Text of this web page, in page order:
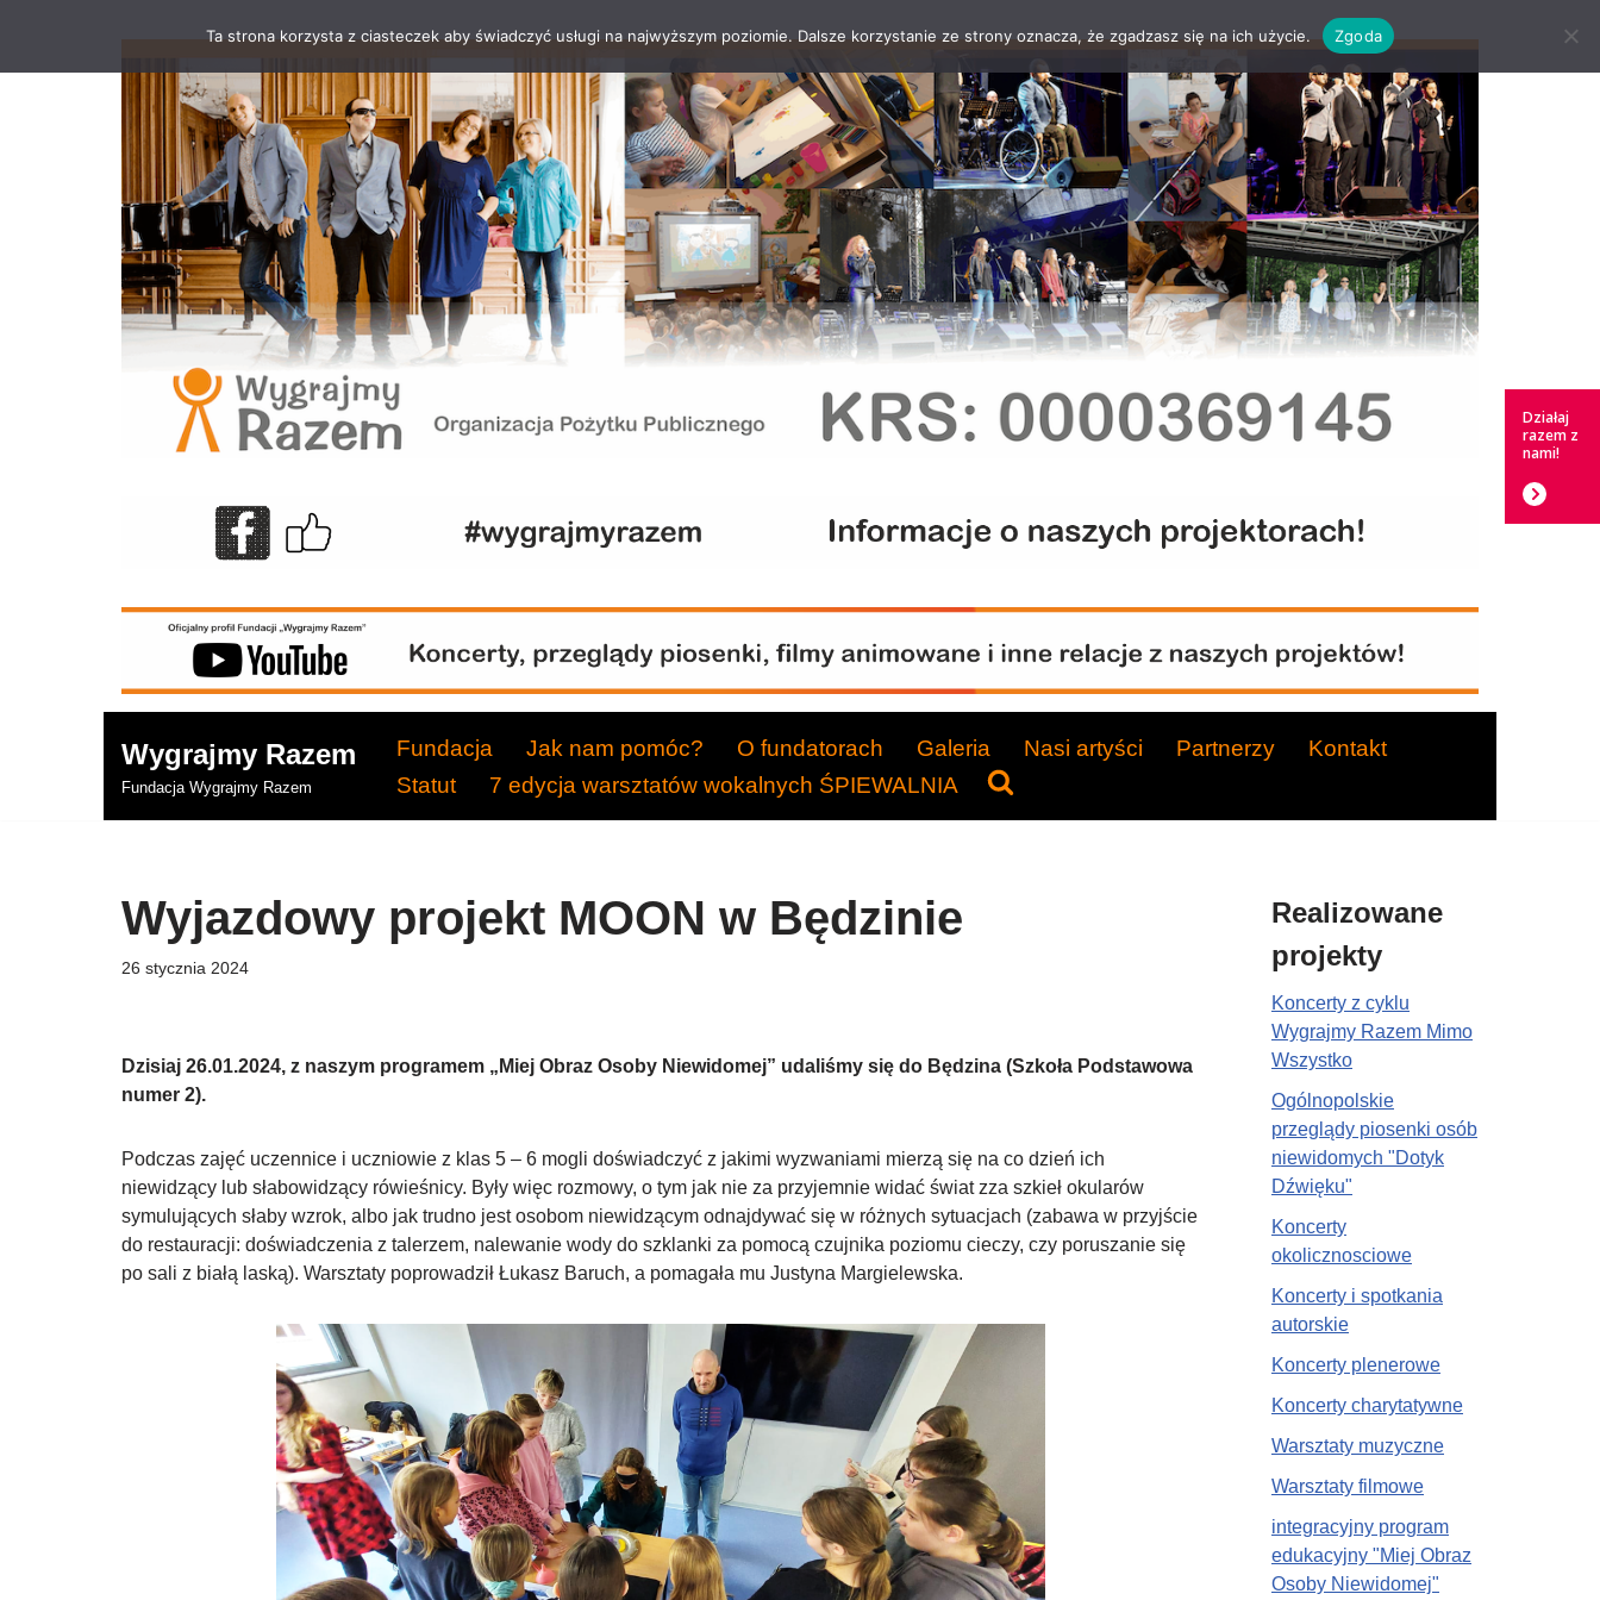
Wygrajmy Razem
Fundacja Wygrajmy Razem
Fundacja Jak nam pomóc? O fundatorach Galeria Nasi artyści Partnerzy
Kontakt
Statut
7 edycja warsztatów wokalnych ŚPIEWALNIA
Wyjazdowy projekt MOON w Będzinie
26 stycznia 2024
Dzisiaj 26.01.2024, z naszym programem „Miej Obraz Osoby Niewidomej” udaliśmy się do Będzina (Szkoła Podstawowa
numer 2).
Podczas zajęć uczennice i uczniowie z klas 5 – 6 mogli doświadczyć z jakimi wyzwaniami mierzą się na co dzień ich
niewidzący lub słabowidzący rówieśnicy. Były więc rozmowy, o tym jak nie za przyjemnie widać świat zza szkieł okularów
symulujących słaby wzrok, albo jak trudno jest osobom niewidzącym odnajdywać się w różnych sytuacjach (zabawa w przyjście
do restauracji: doświadczenia z talerzem, nalewanie wody do szklanki za pomocą czujnika poziomu cieczy, czy poruszanie się
po sali z białą laską). Warsztaty poprowadził Łukasz Baruch, a pomagała mu Justyna Margielewska.
Realizowane
projekty
Koncerty z cyklu
Wygrajmy Razem Mimo
Wszystko
Ogólnopolskie
przeglądy piosenki osób
niewidomych "Dotyk
Dźwięku"
Koncerty
okolicznosciowe
Koncerty i spotkania
autorskie
Koncerty plenerowe
Koncerty charytatywne
Warsztaty muzyczne
Warsztaty filmowe
integracyjny program
edukacyjny "Miej Obraz
Osoby Niewidomej"
Ta strona korzysta z ciasteczek aby świadczyć usługi na najwyższym poziomie. Dalsze korzystanie ze strony oznacza, że zgadzasz się na ich użycie. Zgoda
Działaj
razem z
nami!